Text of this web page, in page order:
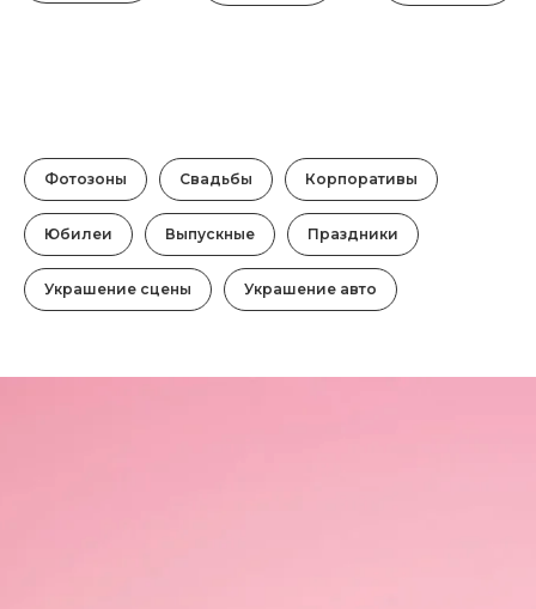
Фотозоны Свадьбы Корпоративы
Юбилеи Выпускные Праздники
Украшение сцены Украшение авто